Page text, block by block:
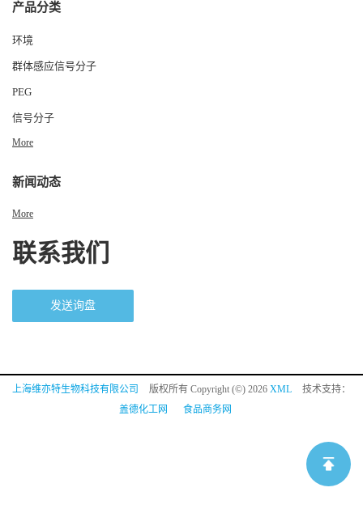
产品分类
环境
群体感应信号分子
PEG
信号分子
More
新闻动态
More
联系我们
发送询盘
上海维亦特生物科技有限公司 版权所有 Copyright (©) 2026 XML
技术支持：
盖德化工网
食品商务网